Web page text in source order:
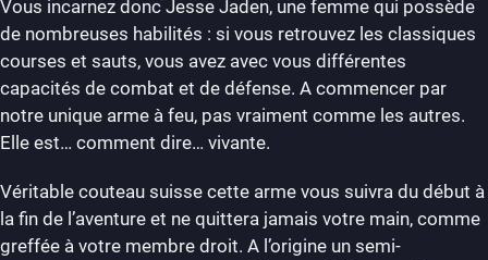
Vous incarnez donc Jesse Jaden, une femme qui possède
de nombreuses habilités : si vous retrouvez les classiques
courses et sauts, vous avez avec vous différentes
capacités de combat et de défense. A commencer par
notre unique arme à feu, pas vraiment comme les autres.
Elle est… comment dire… vivante.
Véritable couteau suisse cette arme vous suivra du début à
la fin de l’aventure et ne quittera jamais votre main, comme
greffée à votre membre droit. A l’origine un semi-